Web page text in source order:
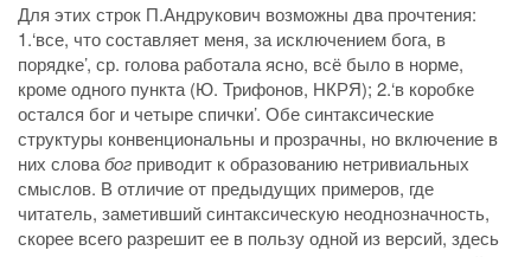
Для этих строк П.Андрукович возможны два прочтения:
1.‘все, что составляет меня, за исключением бога, в
порядке’, ср. голова работала ясно, всё было в норме,
кроме одного пункта (Ю. Трифонов, НКРЯ); 2.‘в коробке
остался бог и четыре спички’. Обе синтаксические
структуры конвенциональны и прозрачны, но включение в
них словабог приводит к образованию нетривиальных
смыслов. В отличие от предыдущих примеров, где
читатель, заметивший синтаксическую неоднозначность,
скорее всего разрешит ее в пользу одной из версий, здесь